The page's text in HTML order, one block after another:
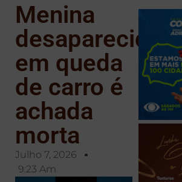
Menina
desaparecida
em queda
de carro é
achada
morta
Julho 7, 2026
9:23 Am